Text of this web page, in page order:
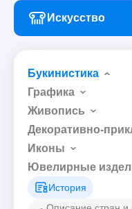
Искусство
Букинистика
Графика
Живопись
Декоративно-
Иконы
Ювелирные
История